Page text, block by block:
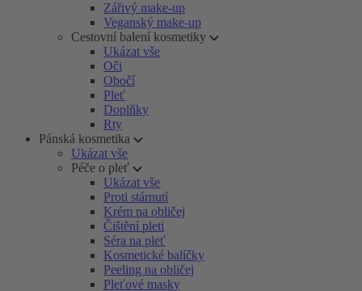
Zářivý make-up
Veganský make-up
Cestovní balení kosmetiky
Ukázat vše
Oči
Obočí
Pleť
Doplňky
Rty
Pánská kosmetika
Ukázat vše
Péče o pleť
Ukázat vše
Proti stárnutí
Krém na obličej
Čištění pleti
Séra na pleť
Kosmetické balíčky
Peeling na obličej
Pleťové masky